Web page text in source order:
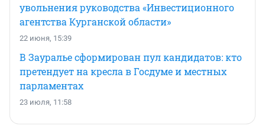
увольнения руководства «Инвестиционного
агентства Курганской области»
22 июня, 15:39
В Зауралье сформирован пул кандидатов: кто
претендует на кресла в Госдуме и местных
парламентах
23 июля, 11:58